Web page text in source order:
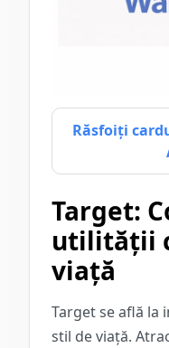
Răsfoiți
Target:
utilității
viață
Target se află la
stil de viață.